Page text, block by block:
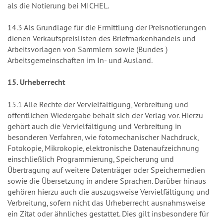
als die Notierung bei MICHEL.
14.3 Als Grundlage für die Ermittlung der Preisnotierungen
dienen Verkaufspreislisten des Briefmarkenhandels und
Arbeitsvorlagen von Sammlern sowie (Bundes )
Arbeitsgemeinschaften im In- und Ausland.
15. Urheberrecht
15.1 Alle Rechte der Vervielfältigung, Verbreitung und
öffentlichen Wiedergabe behält sich der Verlag vor. Hierzu
gehört auch die Vervielfältigung und Verbreitung in
besonderen Verfahren, wie fotomechanischer Nachdruck,
Fotokopie, Mikrokopie, elektronische Datenaufzeichnung
einschließlich Programmierung, Speicherung und
Übertragung auf weitere Datenträger oder Speichermedien
sowie die Übersetzung in andere Sprachen. Darüber hinaus
gehören hierzu auch die auszugsweise Vervielfältigung und
Verbreitung, sofern nicht das Urheberrecht ausnahmsweise
ein Zitat oder ähnliches gestattet. Dies gilt insbesondere für